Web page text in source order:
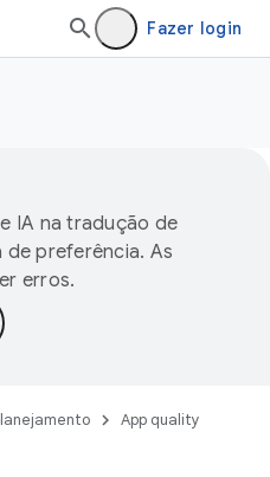
Fazer login
IA na tradução de
preferência. As
erros.
App quality